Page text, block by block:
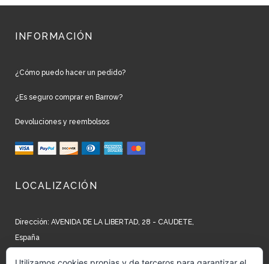
INFORMACIÓN
¿Cómo puedo hacer un pedido?
¿Es seguro comprar en Barrow?
Devoluciones y reembolsos
LOCALIZACIÓN
Dirección: AVENIDA DE LA LIBERTAD, 28 - CAUDETE,
España
Teléfono: +34 965 827 250